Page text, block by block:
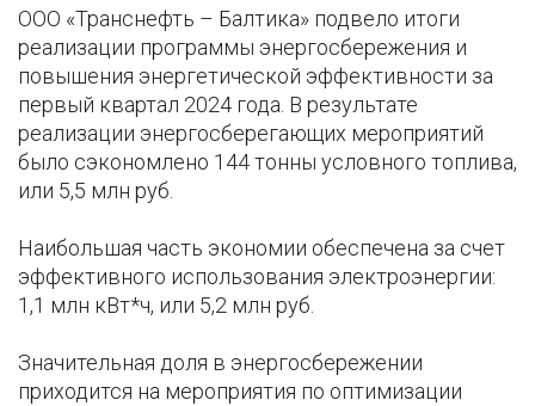
ООО «Транснефть – Балтика» подвело итоги
реализации программы энергосбережения и
повышения энергетической эффективности за
первый квартал 2024 года. В результате
реализации энергосберегающих мероприятий
было сэкономлено 144 тонны условного топлива,
или 5,5 млн руб.
Наибольшая часть экономии обеспечена за счет
эффективного использования электроэнергии:
1,1 млн кВт*ч, или 5,2 млн руб.
Значительная доля в энергосбережении
приходится на мероприятия по оптимизации